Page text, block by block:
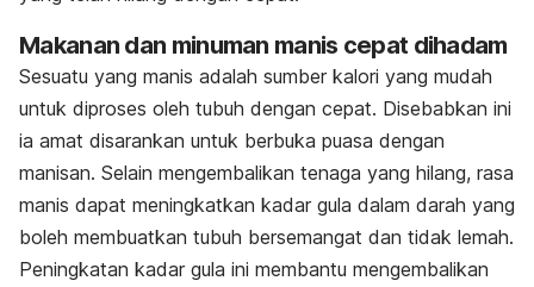
Makanan dan minuman manis cepat dihadam
Sesuatu yang manis adalah sumber kalori yang mudah
untuk diproses oleh tubuh dengan cepat. Disebabkan ini
ia amat disarankan untuk berbuka puasa dengan
manisan. Selain mengembalikan tenaga yang hilang, rasa
manis dapat meningkatkan kadar gula dalam darah yang
boleh membuatkan tubuh bersemangat dan tidak lemah.
Peningkatan kadar gula ini membantu mengembalikan